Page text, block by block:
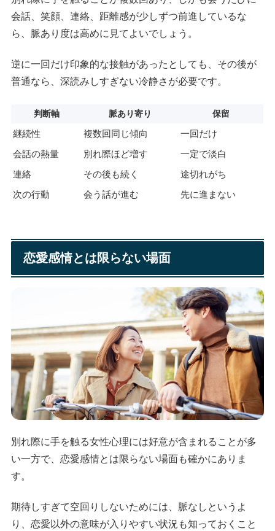
会話、笑顔、連絡、距離感が少しずつ前進しているな
ら、脈あり度は高めに見てよいでしょう。
逆に一回だけ印象的な接触があったとしても、その後が
普通なら、深読みしすぎない冷静さが必要です。
判断軸 脈あり寄り 保留
継続性 複数回同じ傾向
一回だけ
会話の熱量
別れ際ほど増す
一定で淡白
連絡
その後も続く
途切れがち
次の行動
会う話が進む 先に進まない
恋愛感情とは限らない場面
別れ際に手を触る女性心理には好意が含まれることが多
い一方で、恋愛感情とは限らない場面も確かにありま
す。
期待しすぎて空回りしないためには、脈なしというよ
り、恋愛以外の意味が入りやすい状況も知っておくこと